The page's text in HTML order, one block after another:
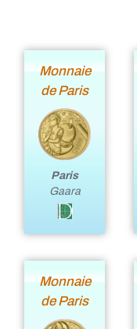
Monnaie
de Paris
Paris
Gaara
Monnaie
de Paris